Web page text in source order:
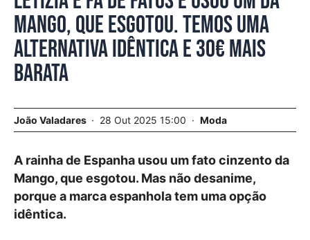
Mango, que esgotou. Temos uma
alternativa idêntica e 30€ mais
barata
João Valadares 28 Out 2025 15:00 Moda
A rainha de Espanha usou um fato cinzento da
Mango, que esgotou. Mas não desanime,
porque a marca espanhola tem uma opção
idêntica.